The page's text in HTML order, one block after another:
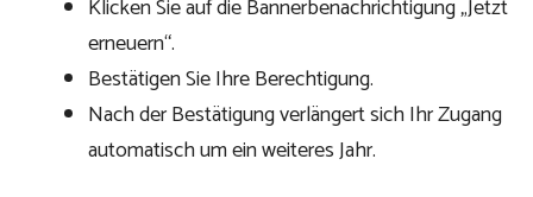
Klicken Sie auf die Bannerbenachrichtigung „Jetzt
erneuern“.
Bestätigen Sie Ihre Berechtigung.
Nach der Bestätigung verlängert sich Ihr Zugang
automatisch um ein weiteres Jahr.